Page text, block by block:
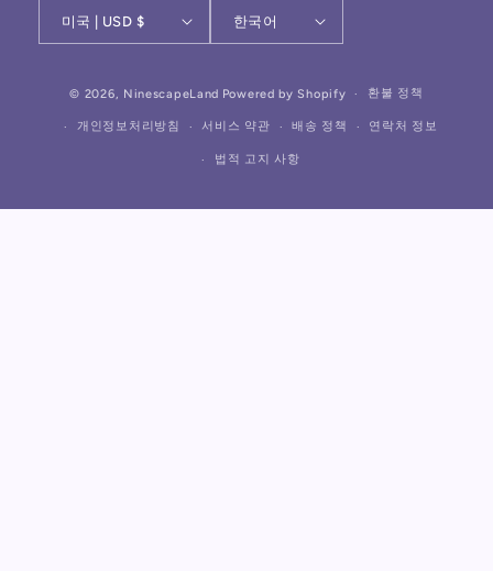
미국 | USD $ 한국어
제
방
법
© 2026, NinescapeLand Powered by Shopify 환불 정책
개인정보처리방침 서비스 약관 배송 정책 연락처 정보
법적 고지 사항